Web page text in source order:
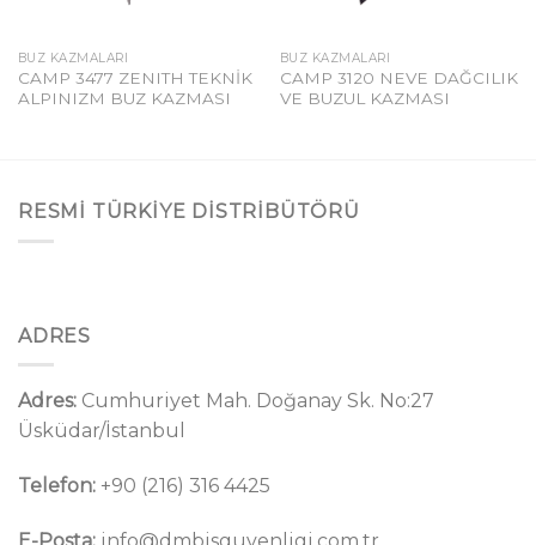
BUZ KAZMALARI
CAMP 3477 ZENITH TEKNİK
ALPINIZM BUZ KAZMASI
BUZ KAZMALARI
CAMP 3120 NEVE DAĞCILIK
VE BUZUL KAZMASI
RESMI TÜRKIYE DISTRIBÜTÖRÜ
ADRES
Adres: Cumhuriyet Mah. Doğanay Sk. No:27
Üsküdar/İstanbul
Telefon: +90 (216) 316 4425